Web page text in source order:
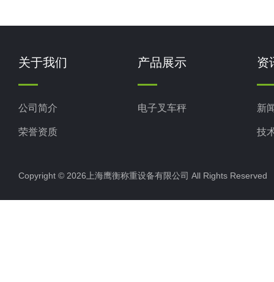
关于我们
公司简介
荣誉资质
产品展示
电子叉车秤
资
新
技
Copyright © 2026上海鹰衡称重设备有限公司 All Rights